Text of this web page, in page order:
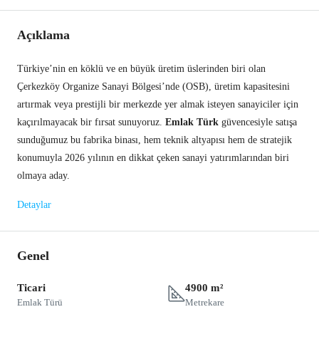
Açıklama
Türkiye’nin en köklü ve en büyük üretim üslerinden biri olan
Çerkezköy Organize Sanayi Bölgesi’nde (OSB), üretim kapasitesini
artırmak veya prestijli bir merkezde yer almak isteyen sanayiciler için
kaçırılmayacak bir fırsat sunuyoruz. Emlak Türk güvencesiyle satışa
sunduğumuz bu fabrika binası, hem teknik altyapısı hem de stratejik
konumuyla 2026 yılının en dikkat çeken sanayi yatırımlarından biri
olmaya aday.
Detaylar
Genel
Ticari
Emlak Türü
4900 m²
Metrekare